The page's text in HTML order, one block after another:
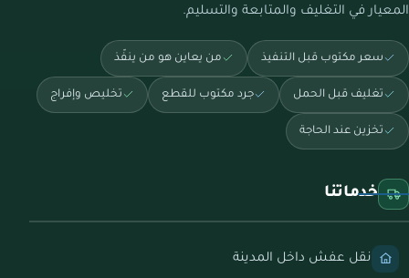
المعيار في التغليف والمتابعة والتسليم.
سعر مكتوب قبل التنفيذ من يعاين هو من ينفّذ
تغليف قبل الحمل جرد مكتوب للقطع تخليص وإفراج
تخزين عند الحاجة
خدماتنا
نقل عفش داخل المدينة